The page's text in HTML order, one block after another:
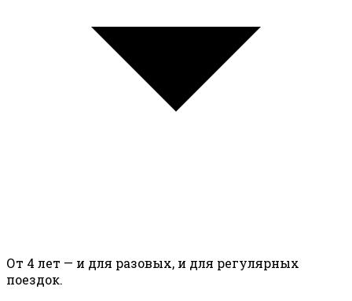
От 4 лет — и для разовых, и для регулярных
поездок.